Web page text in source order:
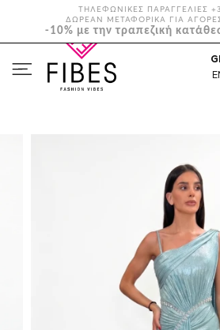
ΤΗΛΕΦΩΝΙΚΕΣ ΠΑΡΑΓΓΕΛΙΕΣ
ΔΩΡΕΑΝ ΜΕΤΑΦΟΡΙΚΑ ΓΙΑ
-10% με την τραπεζική
ΑΡΧΙΚΉ
ΑΜΠΙΓΙΈ
ΜΆΞΙ ΜΕΤΑΛΛΙΖΈ ΦΌΡΕΜΑ ΜΕ